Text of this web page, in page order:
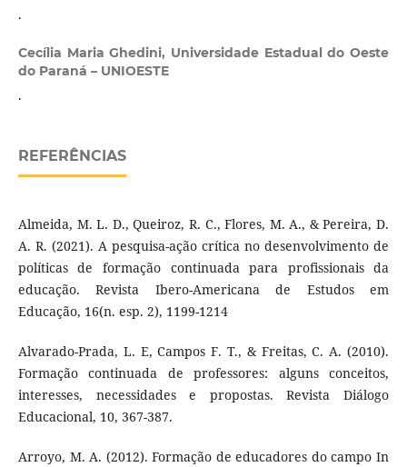
.
Cecília Maria Ghedini, Universidade Estadual do Oeste
do Paraná – UNIOESTE
.
REFERÊNCIAS
Almeida, M. L. D., Queiroz, R. C., Flores, M. A., & Pereira, D.
A. R. (2021). A pesquisa-ação crítica no desenvolvimento de
políticas de formação continuada para profissionais da
educação. Revista Ibero-Americana de Estudos em
Educação, 16(n. esp. 2), 1199-1214
Alvarado-Prada, L. E, Campos F. T., & Freitas, C. A. (2010).
Formação continuada de professores: alguns conceitos,
interesses, necessidades e propostas. Revista Diálogo
Educacional, 10, 367-387.
Arroyo, M. A. (2012). Formação de educadores do campo In